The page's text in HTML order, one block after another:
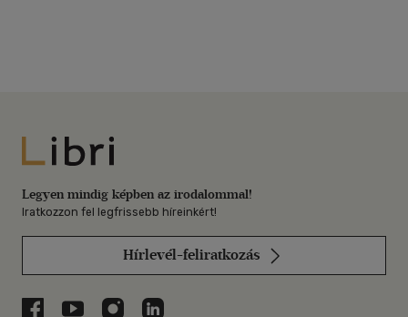
Libri
Legyen mindig képben az irodalommal!
Iratkozzon fel legfrissebb híreinkért!
Hírlevél-feliratkozás
Libri a Facebookon
Libri a Youtube-on
Libri az Instagramon
Libri a LinkedInen